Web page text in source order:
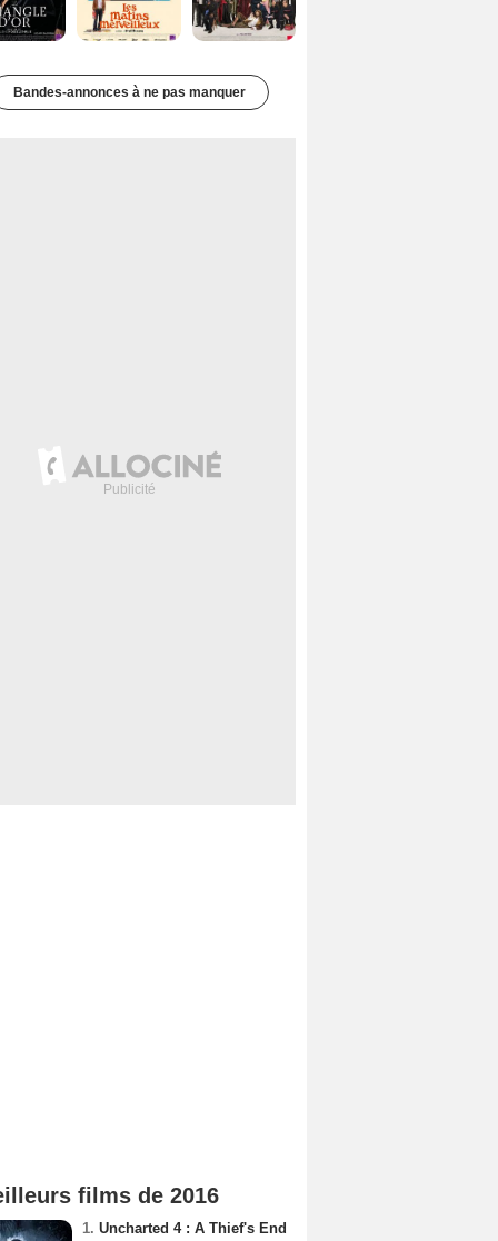
Bandes-annonces à ne pas manquer
films de 2016
1. Uncharted 4 : A Thief's End